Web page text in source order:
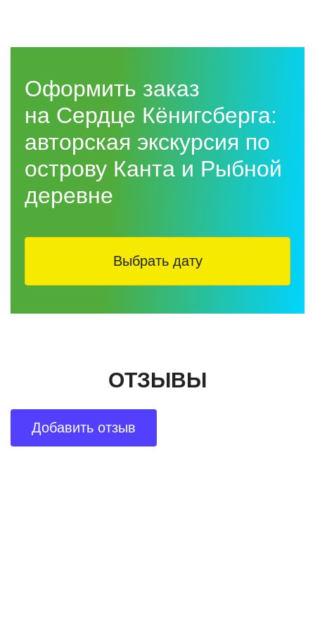
Оформить заказ
на Сердце Кёнигсберга:
авторская экскурсия по
острову Канта и Рыбной
деревне
Выбрать дату
ОТЗЫВЫ
Добавить отзыв